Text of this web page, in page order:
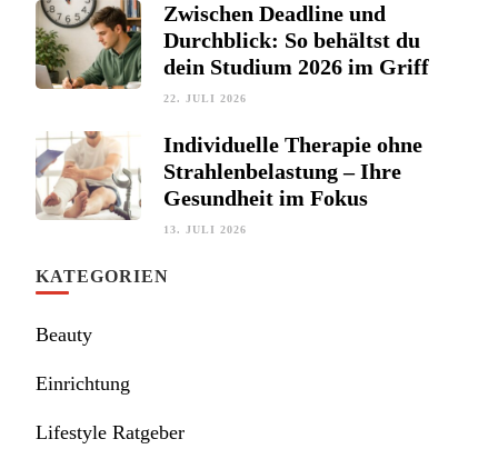
Zwischen Deadline und
Durchblick: So behältst du
dein Studium 2026 im Griff
22. JULI 2026
Individuelle Therapie ohne
Strahlenbelastung – Ihre
Gesundheit im Fokus
13. JULI 2026
KATEGORIEN
Beauty
Einrichtung
Lifestyle Ratgeber